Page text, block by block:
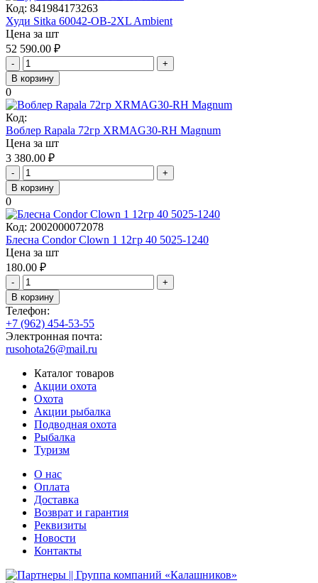
Код: 841984173263
Худи Sitka 60042-OB-2XL Ambient
Цена за шт
52 590.00 ₽
-
+
В корзину
0
Код:
Воблер Rapala 72гр XRMAG30-RH Magnum
Цена за шт
3 380.00 ₽
-
+
В корзину
0
Код: 2002000072078
Блесна Condor Clown 1 12гр 40 5025-1240
Цена за шт
180.00 ₽
-
+
В корзину
Телефон:
+7 (962) 454-53-55
Электронная почта:
rusohota26@mail.ru
Каталог товаров
Акции охота
Охота
Акции рыбалка
Подводная охота
Рыбалка
Туризм
О нас
Оплата
Доставка
Возврат и гарантия
Реквизиты
Новости
Контакты